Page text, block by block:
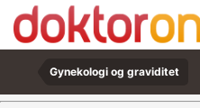
Gynekologi og graviditet